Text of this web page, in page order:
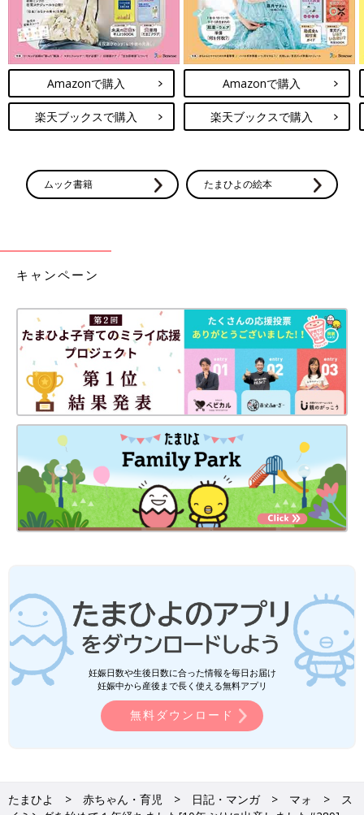
Amazonで購入
楽天ブックスで購入
Amazonで購入
楽天ブックスで購入
ムック書籍 たまひよの絵本
キャンペーン
妊娠日数や生後日数に合った情報を毎日お届け
妊娠中から産後まで長く使える無料アプリ
無料ダウンロード
たまひよ 赤ちゃん・育児 日記・マンガ マォ
ス